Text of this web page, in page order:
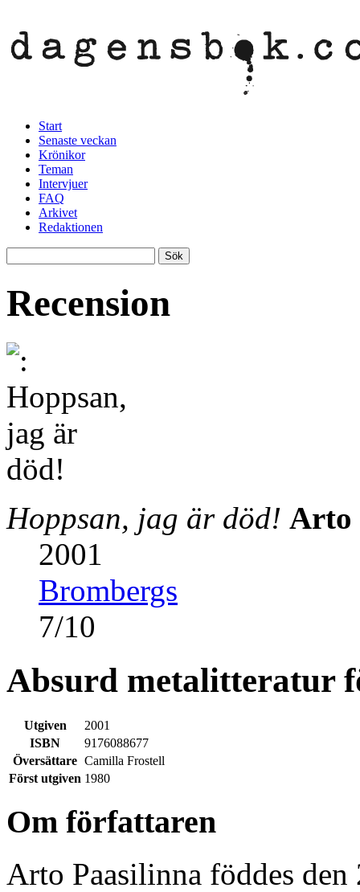
Start
Senaste veckan
Krönikor
Teman
Intervjuer
FAQ
Arkivet
Redaktionen
Recension
Hoppsan, jag är död! Arto
2001
Brombergs
7/10
Absurd metalitteratur
Utgiven
2001
ISBN
9176088677
Översättare Camilla Frostell
Först utgiven 1980
Om författaren
Arto Paasilinna föddes